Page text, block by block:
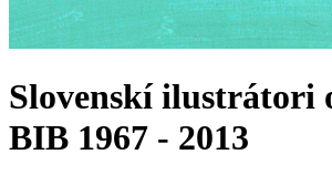
Slovenskí ilustrátori
BIB 1967 - 2013